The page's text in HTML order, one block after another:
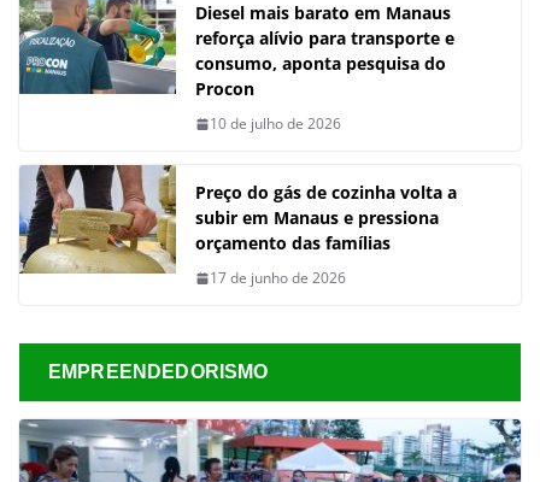
Diesel mais barato em Manaus
reforça alívio para transporte e
consumo, aponta pesquisa do
Procon
10 de julho de 2026
Preço do gás de cozinha volta a
subir em Manaus e pressiona
orçamento das famílias
17 de junho de 2026
EMPREENDEDORISMO